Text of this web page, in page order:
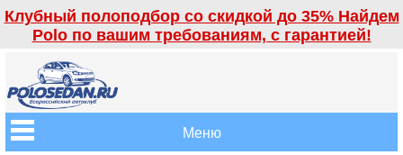
Клубный полоподбор со скидкой до 35% Найдем
Polo по вашим требованиям, с гарантией!
Меню